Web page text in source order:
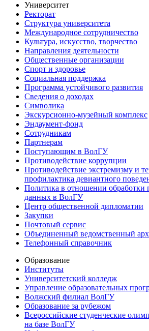
Университет
Ректорат
Структура университета
Международное сотрудничество
Культура, искусство, творчество
Направления деятельности
Общественные организации
Спорт и здоровье
Социальная поддержка
Программа устойчивого развития
Сведения о доходах
Символика
Экскурсионно-музейный комплекс
Эндаумент-фонд
Сотрудникам
Партнерам
Поступающим в ВолГУ
Противодействие коррупции
Противодействие экстремизму и
профилактика девиантного
Политика в отношении обработки
данных в ВолГУ
Центр общественной дипломатии
Закупки
Почтовый сервис
Объединенный ведомственный
Телефонный справочник
Образование
Институты
Университетский колледж
Управление образовательных
Волжский филиал ВолГУ
Образование за рубежом
Всероссийские студенческие
на базе ВолГУ